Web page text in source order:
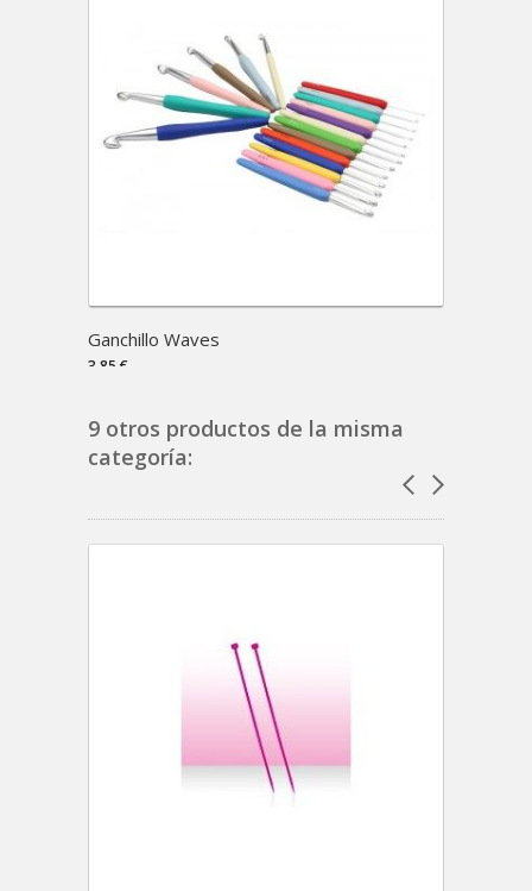
Ganchillo Waves
3,85 €
9 otros productos de la misma
categoría: